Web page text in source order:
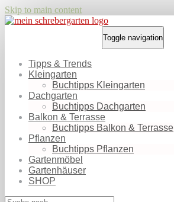
Skip to main content
Toggle navigation
Tipps & Trends
Kleingarten
Buchtipps Kleingarten
Dachgarten
Buchtipps Dachgarten
Balkon & Terrasse
Buchtipps Balkon & Terrasse
Pflanzen
Buchtipps Pflanzen
Gartenmöbel
Gartenhäuser
SHOP